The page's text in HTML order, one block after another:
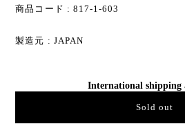
商品コード : 817-1-603
製造元 : JAPAN
International shipping
Sold out